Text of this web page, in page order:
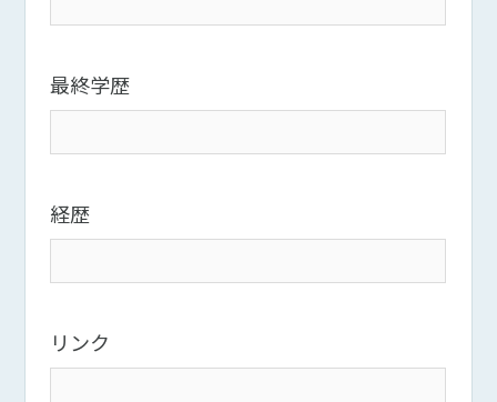
最終学歴
経歴
リンク